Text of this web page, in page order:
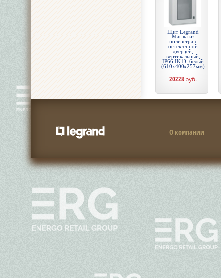
Щит Legrand
Marina из
полиэстра с
остеклённой
дверцей,
вертикальный,
IP66 IK10, белый
(610x400x257мм)
20228 руб.
О компании